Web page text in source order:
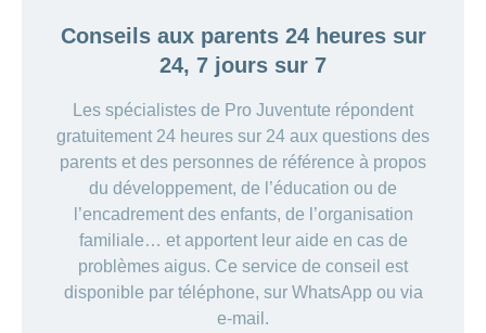
Conseils aux parents 24 heures sur
24, 7 jours sur 7
Les spécialistes de Pro Juventute répondent
gratuitement 24 heures sur 24 aux questions des
parents et des personnes de référence à propos
du développement, de l’éducation ou de
l’encadrement des enfants, de l’organisation
familiale… et apportent leur aide en cas de
problèmes aigus. Ce service de conseil est
disponible par téléphone, sur WhatsApp ou via
e-mail.